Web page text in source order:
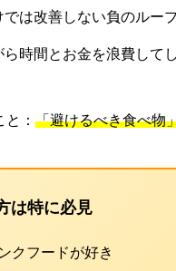
は改善しない負のルー
時間とお金を浪費して
： 「避けるべき食べ物
は特に必見
クフードが好き